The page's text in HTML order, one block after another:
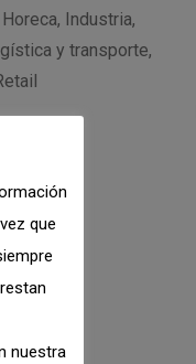
Industria,
y transporte,
que
nuestra